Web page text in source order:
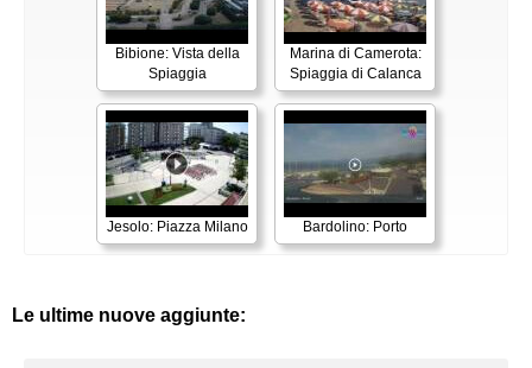
Bibione: Vista della
Spiaggia
Marina di Camerota:
Spiaggia di Calanca
Jesolo: Piazza Milano Bardolino: Porto
Le ultime nuove aggiunte: